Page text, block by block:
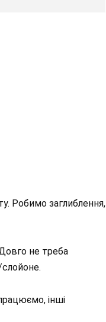
Робимо заглиблення,
не треба
слойоне.
інші